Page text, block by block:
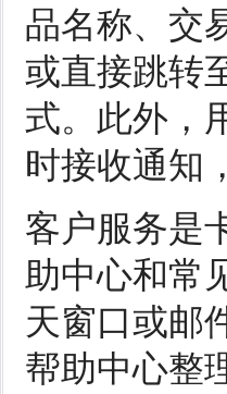
品名称、交
或直接跳转
式。此外，
时接收通知
客户服务是
助中心和常
天窗口或邮
帮助中心整